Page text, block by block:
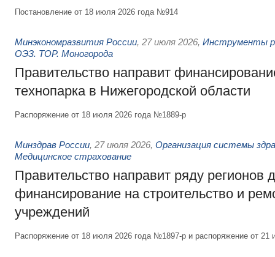
Постановление от 18 июля 2026 года №914
Минэкономразвития России, 27 июля 2026, Инструменты
ОЭЗ. ТОР. Моногорода
Правительство направит
технопарка в Нижегородской области
Распоряжение от 18 июля 2026 года №1889-р
Минздрав России, 27 июля 2026, Организация системы
Медицинское страхование
Правительство направит ряду регионов
финансирование на строительство и
учреждений
Распоряжение от 18 июля 2026 года №1897-р и распоряжение от